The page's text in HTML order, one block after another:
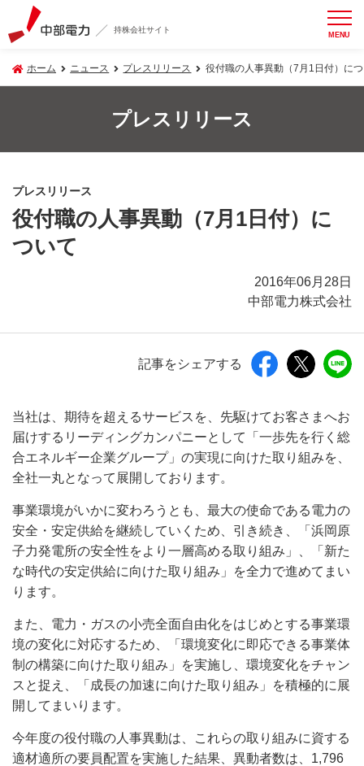
持株会社サイト MENU
ホーム ニュース プレスリリース 役付職の人事異動（7月1日付）に
プレスリリース
プレスリリース
役付職の人事異動（7月1日付）に
ついて
2016年06月28日
中部電力株式会社
記事をシェアする
当社は、期待を超えるサービスを、先駆けてお客さまへお
届けするリーディングカンパニーとして「一歩先を行く総
合エネルギー企業グループ」の実現に向けた取り組みを、
全社一丸となって展開しております。
事業環境がいかに変わろうとも、最大の使命である電力の
安全・安定供給を継続していくため、引き続き、「浜岡原
子力発電所の安全性をより一層高める取り組み」、「新た
な時代の安定供給に向けた取り組み」を全力で進めてまい
ります。
また、電力・ガスの小売全面自由化をはじめとする事業環
境の変化に対応するため、「環境変化に即応できる事業体
制の構築に向けた取り組み」を実施し、環境変化をチャン
スと捉え、「成長の加速に向けた取り組み」を積極的に展
開してまいります。
今年度の役付職の人事異動は、これらの取り組みに資する
適材適所の要員配置を実施した結果、異動者数は、1,796